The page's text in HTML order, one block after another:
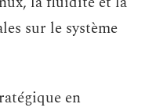
sur le système
en